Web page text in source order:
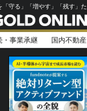
「守る」「増やす」「残す」
・事業承継 国内不動産